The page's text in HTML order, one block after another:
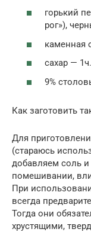
горький
рог»),
каменная
сахар —
9%
Как заготовить
Для
(стараюсь
добавляем соль
помешивании,
При
всегда
Тогда они
хрустящими,